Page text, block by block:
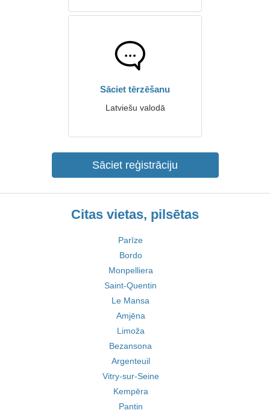
Sāciet tērzēšanu
Latviešu valodā
Sāciet reģistrāciju
Citas vietas, pilsētas
Parīze
Bordo
Monpelliera
Saint-Quentin
Le Mansa
Amjēna
Limoža
Bezansona
Argenteuil
Vitry-sur-Seine
Kempēra
Pantin